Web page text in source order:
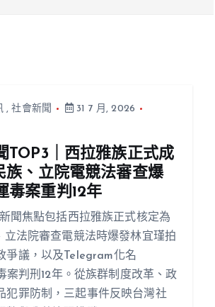
,社會新聞
31 7 月, 2026
TOP3｜西拉雅族正式成
族、立院電競法審查爆
毒案重判12年
聞焦點包括西拉雅族正式核定為
立法院審查電競法時爆發林宜瑾拍
爭議，以及Telegram化名
案判刑12年。從族群制度改革、政
犯罪防制，三起事件反映台灣社